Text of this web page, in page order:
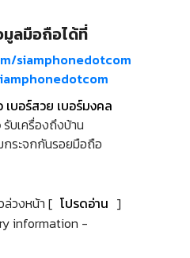
ลมือถือได้ที่
siamphonedotcom
เบอร์สวย เบอร์มงคล
รับเครื่องถึงบ้าน
ระจกกันรอยมือถือ
วงหน้า [ โปรดอ่าน ]
information -